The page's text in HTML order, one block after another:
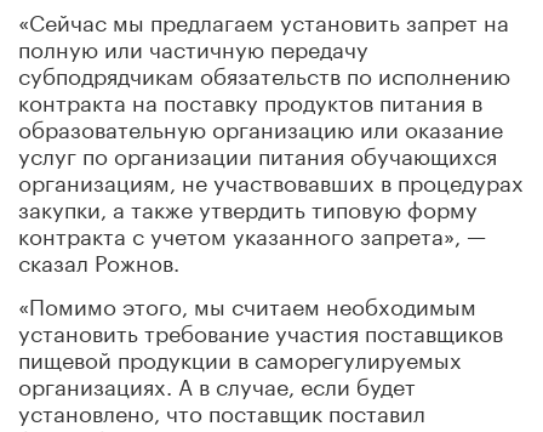
«Сейчас мы предлагаем установить запрет на
полную или частичную передачу
субподрядчикам обязательств по исполнению
контракта на поставку продуктов питания в
образовательную организацию или оказание
услуг по организации питания обучающихся
организациям, не участвовавших в процедурах
закупки, а также утвердить типовую форму
контракта с учетом указанного запрета», —
сказал Рожнов.
«Помимо этого, мы считаем необходимым
установить требование участия поставщиков
пищевой продукции в саморегулируемых
организациях. А в случае, если будет
установлено, что поставщик поставил